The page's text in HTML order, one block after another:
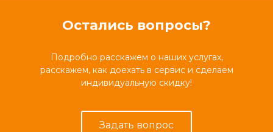
Остались вопросы?
Подробно расскажем о наших услугах,
расскажем, как доехать в сервис и сделаем
индивидуальную скидку!
Задать вопрос